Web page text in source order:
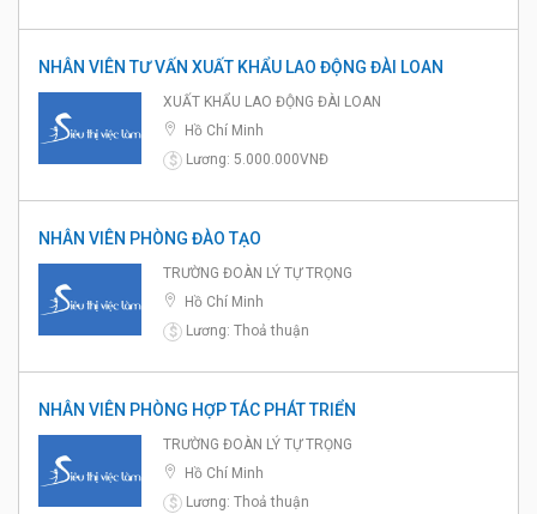
NHÂN VIÊN TƯ VẤN XUẤT KHẨU LAO ĐỘNG ĐÀI LOAN
XUẤT KHẨU LAO ĐỘNG ĐÀI LOAN
Hồ Chí Minh
$
Lương: 5.000.000VNĐ
NHÂN VIÊN PHÒNG ĐÀO TẠO
TRƯỜNG ĐOÀN LÝ TỰ TRỌNG
Hồ Chí Minh
$
Lương: Thoả thuận
NHÂN VIÊN PHÒNG HỢP TÁC PHÁT TRIỂN
TRƯỜNG ĐOÀN LÝ TỰ TRỌNG
Hồ Chí Minh
$
Lương: Thoả thuận